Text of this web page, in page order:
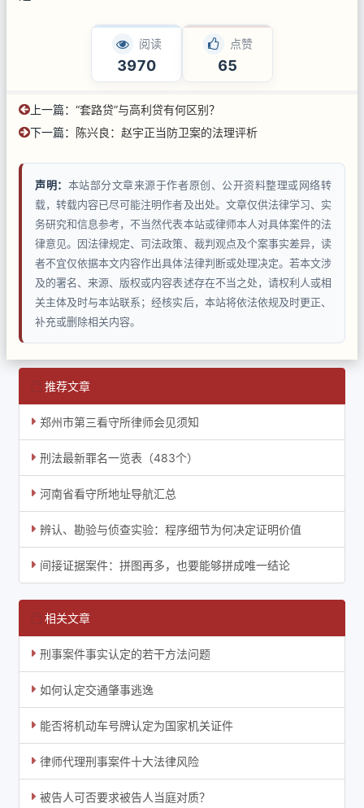
阅读
3970
点赞
65
上一篇： “套路贷”与高利贷有何区别？
下一篇：
陈兴良：赵宇正当防卫案的法理评析
声明： 本站部分文章来源于作者原创、公开资料整理或网络转
载，转载内容已尽可能注明作者及出处。文章仅供法律学习、实
务研究和信息参考，不当然代表本站或律师本人对具体案件的法
律意见。因法律规定、司法政策、裁判观点及个案事实差异，读
者不宜仅依据本文内容作出具体法律判断或处理决定。若本文涉
及的署名、来源、版权或内容表述存在不当之处，请权利人或相
关主体及时与本站联系；经核实后，本站将依法依规及时更正、
补充或删除相关内容。
推荐文章
郑州市第三看守所律师会见须知
刑法最新罪名一览表（483个）
河南省看守所地址导航汇总
辨认、勘验与侦查实验：程序细节为何决定证明价值
间接证据案件：拼图再多，也要能够拼成唯一结论
相关文章
刑事案件事实认定的若干方法问题
如何认定交通肇事逃逸
能否将机动车号牌认定为国家机关证件
律师代理刑事案件十大法律风险
被告人可否要求被告人当庭对质？